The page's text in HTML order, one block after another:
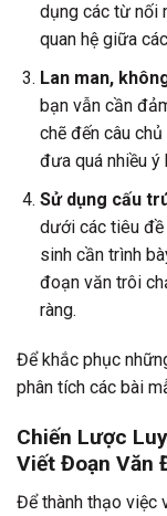
dụng các từ nối
quan hệ giữa
Lan man,
bạn vẫn cần
chẽ đến câu
đưa quá nhiều
Sử dụng cấu
dưới các tiêu
sinh cần trình
đoạn văn trôi
ràng.
Để khắc phục
phân tích các bài
Chiến Lược
Viết Đoạn Văn
Để thành thạo việc